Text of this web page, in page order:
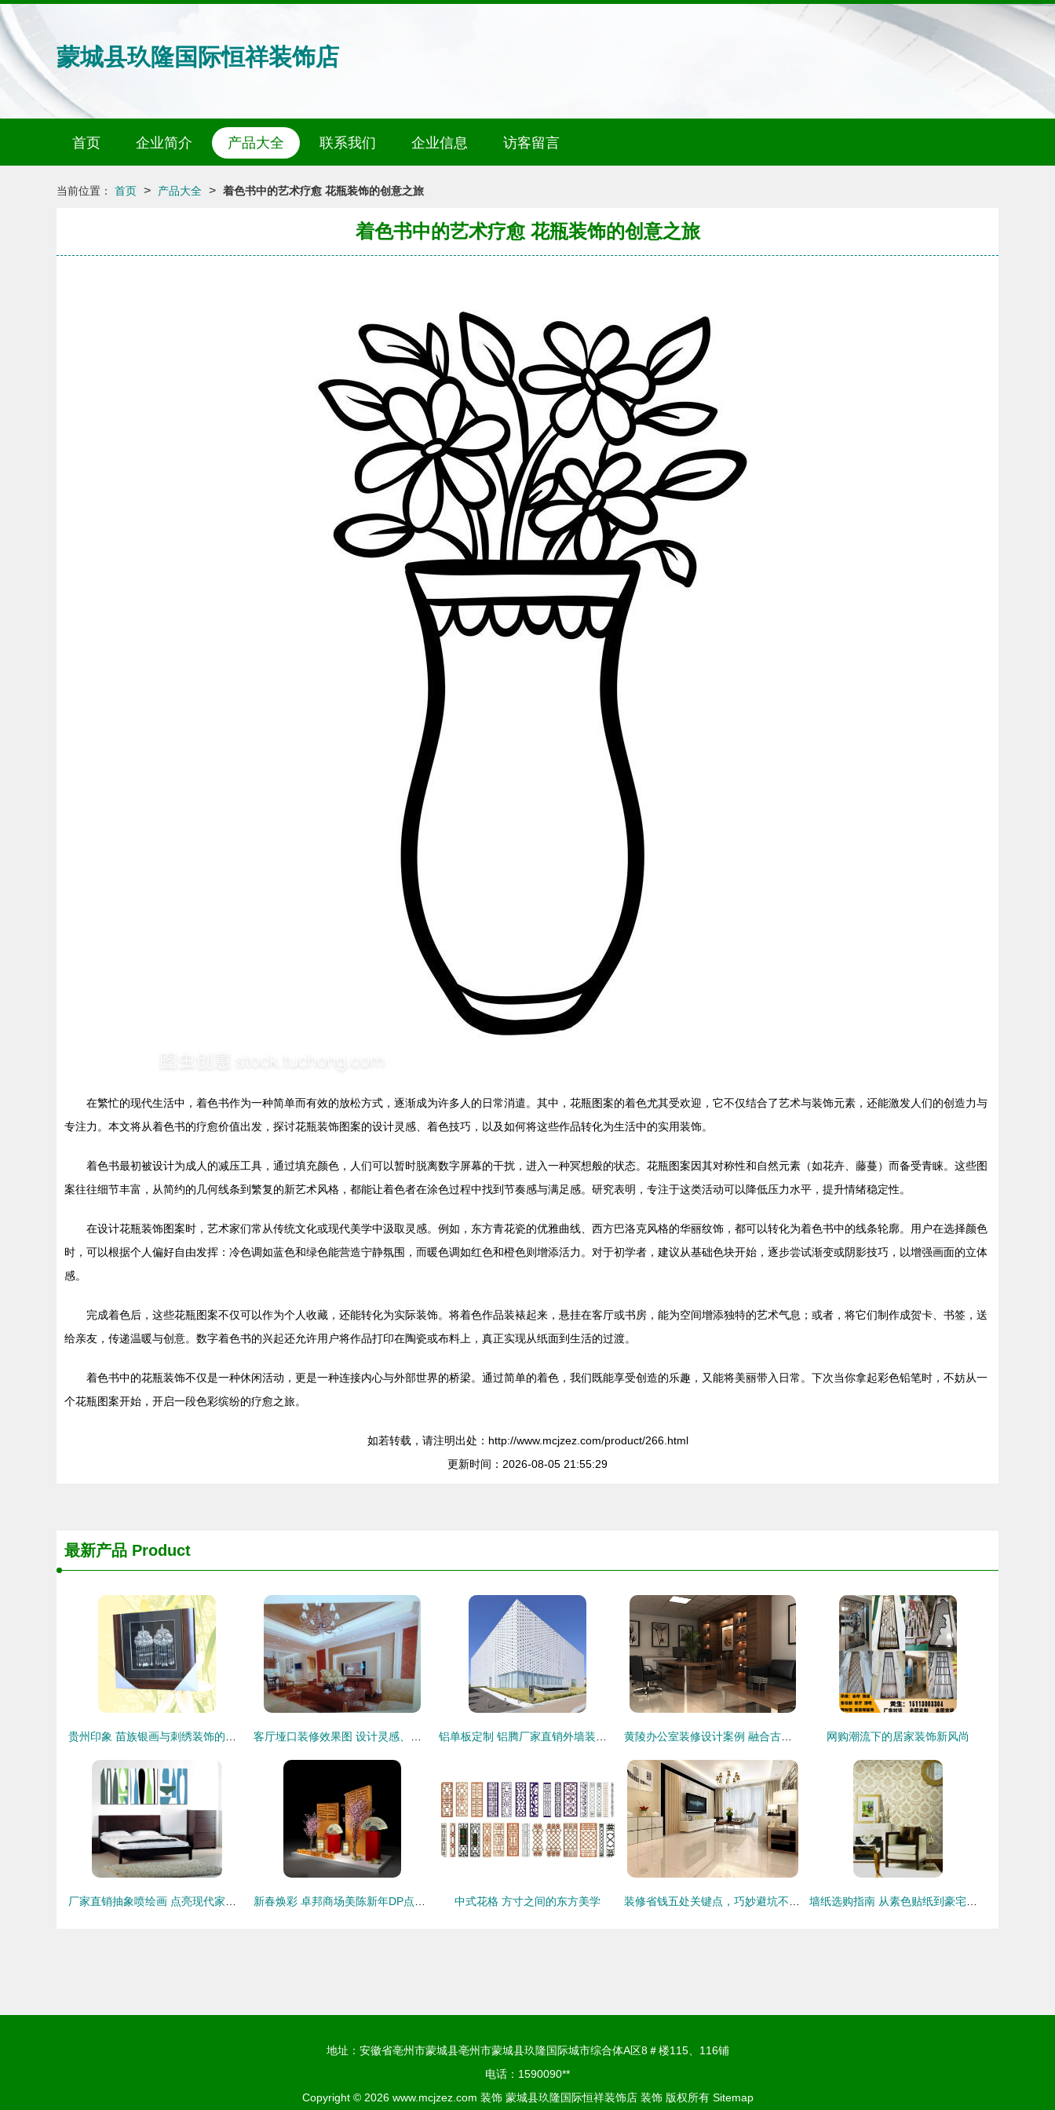
蒙城县玖隆国际恒祥装饰店
首页 企业简介 产品大全 联系我们 企业信息 访客留言
当前位置： 首页 > 产品大全 > 着色书中的艺术疗愈 花瓶装饰的创意之旅
着色书中的艺术疗愈 花瓶装饰的创意之旅
在繁忙的现代生活中，着色书作为一种简单而有效的放松方式，逐渐成为许多人的日常消遣。其中，花瓶图案的着色尤其受欢迎，它不仅结合了艺术与装饰元素，还能激发人们的创造力与
专注力。本文将从着色书的疗愈价值出发，探讨花瓶装饰图案的设计灵感、着色技巧，以及如何将这些作品转化为生活中的实用装饰。
着色书最初被设计为成人的减压工具，通过填充颜色，人们可以暂时脱离数字屏幕的干扰，进入一种冥想般的状态。花瓶图案因其对称性和自然元素（如花卉、藤蔓）而备受青睐。这些图
案往往细节丰富，从简约的几何线条到繁复的新艺术风格，都能让着色者在涂色过程中找到节奏感与满足感。研究表明，专注于这类活动可以降低压力水平，提升情绪稳定性。
在设计花瓶装饰图案时，艺术家们常从传统文化或现代美学中汲取灵感。例如，东方青花瓷的优雅曲线、西方巴洛克风格的华丽纹饰，都可以转化为着色书中的线条轮廓。用户在选择颜色
时，可以根据个人偏好自由发挥：冷色调如蓝色和绿色能营造宁静氛围，而暖色调如红色和橙色则增添活力。对于初学者，建议从基础色块开始，逐步尝试渐变或阴影技巧，以增强画面的立体
感。
完成着色后，这些花瓶图案不仅可以作为个人收藏，还能转化为实际装饰。将着色作品装裱起来，悬挂在客厅或书房，能为空间增添独特的艺术气息；或者，将它们制作成贺卡、书签，送
给亲友，传递温暖与创意。数字着色书的兴起还允许用户将作品打印在陶瓷或布料上，真正实现从纸面到生活的过渡。
着色书中的花瓶装饰不仅是一种休闲活动，更是一种连接内心与外部世界的桥梁。通过简单的着色，我们既能享受创造的乐趣，又能将美丽带入日常。下次当你拿起彩色铅笔时，不妨从一
个花瓶图案开始，开启一段色彩缤纷的疗愈之旅。
如若转载，请注明出处：http://www.mcjzez.com/product/266.html
更新时间：2026-08-05 21:55:29
最新产品 Product
网购潮流下的居家装饰新风尚
中式花格 方寸之间的东方美学
地址：安徽省亳州市蒙城县亳州市蒙城县玖隆国际城市综合体A区8＃楼115、116铺
电话：1590090**
Copyright © 2026 www.mcjzez.com 装饰 蒙城县玖隆国际恒祥装饰店 装饰版权所有 Sitemap